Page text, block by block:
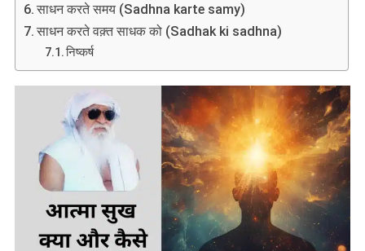
साधन करते समय (Sadhna karte samy)
साधन करते वक़्त साधक को (Sadhak ki sadhna)
निष्कर्ष